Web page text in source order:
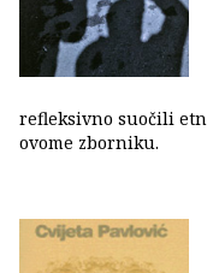
refleksivno suočili
ovome zborniku.